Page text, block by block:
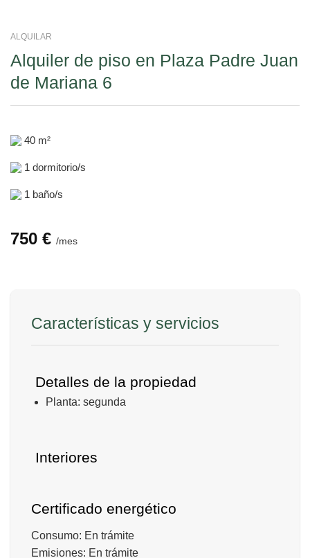
ALQUILAR
Alquiler de piso en Plaza Padre Juan
de Mariana 6
40 m²
1 dormitorio/s
1 baño/s
750 € /mes
Características y servicios
Detalles de la propiedad
Planta: segunda
Interiores
Certificado energético
Consumo: En trámite
Emisiones: En trámite